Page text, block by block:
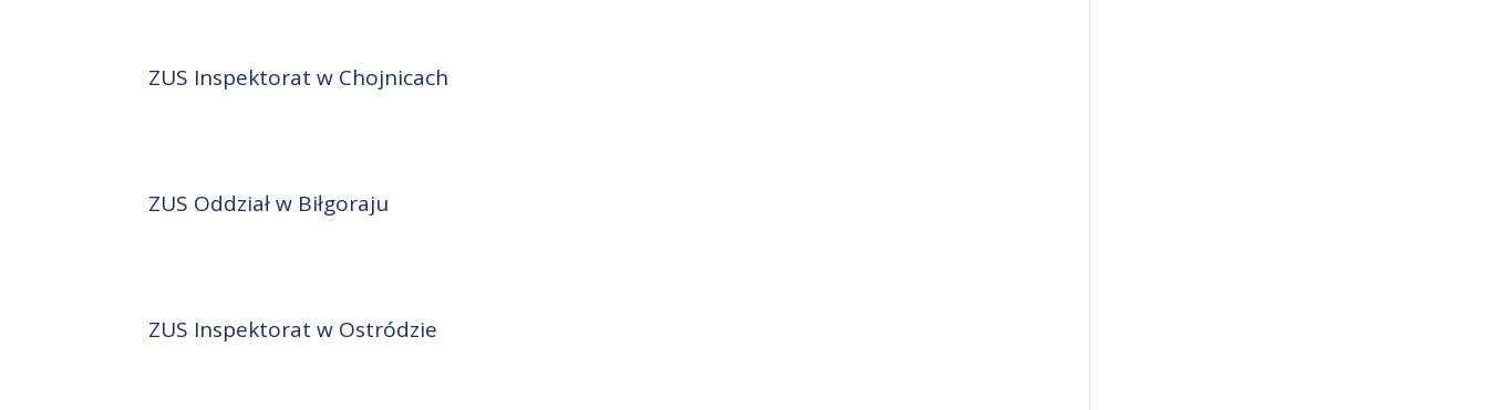
ZUS Inspektorat w Chojnicach
ZUS Oddział w Biłgoraju
ZUS Inspektorat w Ostródzie